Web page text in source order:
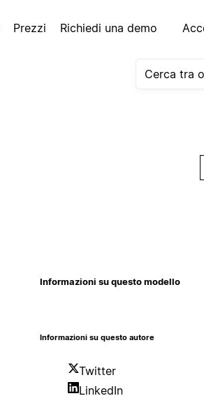
Prezzi Richiedi una demo
Informazioni su questo modello
Informazioni su questo autore
Twitter
LinkedIn